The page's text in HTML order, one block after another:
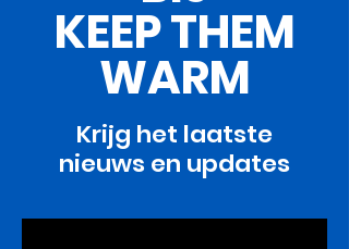
KEEP THEM
WARM
Krijg het laatste
nieuws en updates